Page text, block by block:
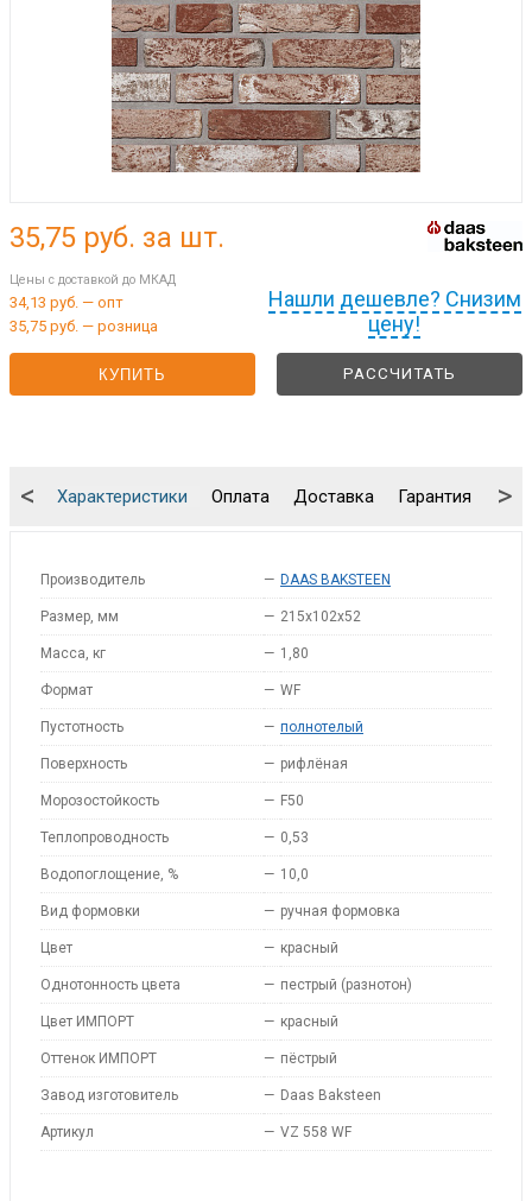
Нашли дешевле? Снизим
цену!
35,75 руб. за шт.
Цены с доставкой до МКАД
34,13 руб. — опт
35,75 руб. — розница
КУПИТЬ РАССЧИТАТЬ
Характеристики Оплата Доставка Гарантия
< >
Производитель — DAAS BAKSTEEN
Размер, мм — 215x102x52
Масса, кг — 1,80
Формат — WF
Пустотность — полнотелый
Поверхность — рифлёная
Морозостойкость — F50
Теплопроводность — 0,53
Водопоглощение, % — 10,0
Вид формовки — ручная формовка
Цвет — красный
Однотонность цвета — пестрый (разнотон)
Цвет ИМПОРТ — красный
Оттенок ИМПОРТ — пёстрый
Завод изготовитель — Daas Baksteen
Артикул — VZ 558 WF